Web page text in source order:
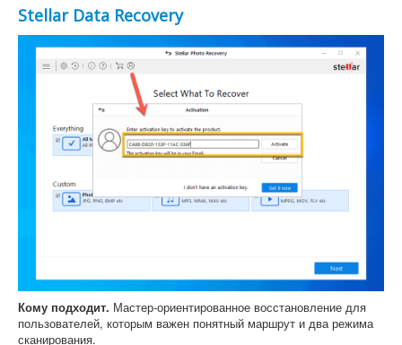
Stellar Data Recovery
Кому подходит. Мастер-ориентированное восстановление для
пользователей, которым важен понятный маршрут и два режима
сканирования.